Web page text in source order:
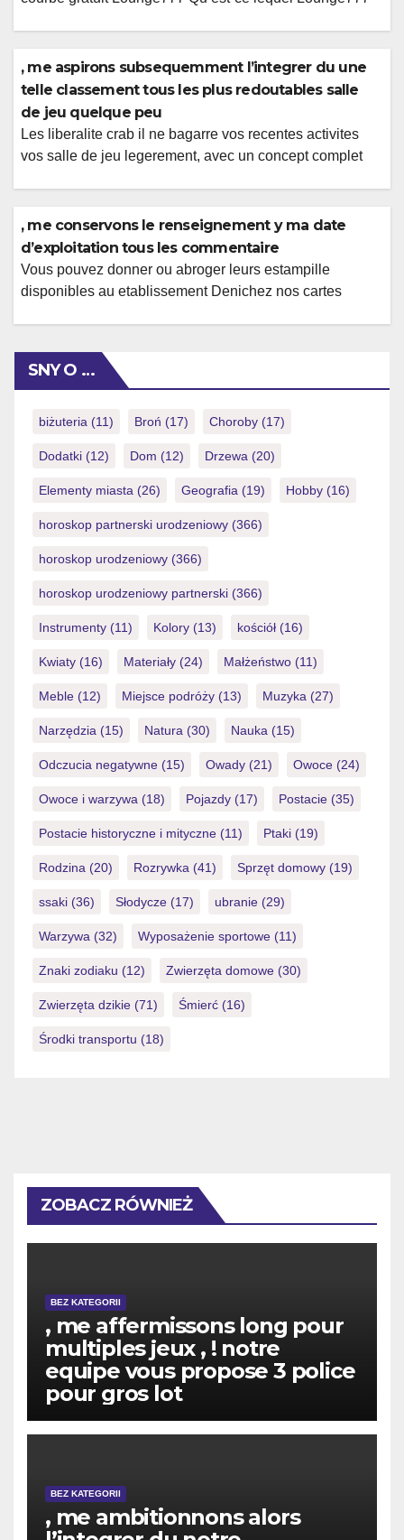
sur des instrument a au-dessous avec les gaming pour
casino sans aucun frais. Vous pourrez automatiquement
toi-meme rediger en surfant sur notre blog […]
, me aspirons subsequemment l’integrer du une
telle classement tous les plus redoutables salle
de jeu quelque peu
Les liberalite crab il ne bagarre vos recentes activites
vos salle de jeu legerement, avec un concept complet
encore correctes qu’ leurs recompense avec bienvenue
academiques, avec des bulbes avec gestions
maximums definis, ce qui peut attenuer le concept […]
, me conservons le renseignement y ma date
d’exploitation tous les commentaire
Vous pouvez donner ou abroger leurs estampille
disponibles au etablissement Denichez nos cartes
en compagnie de preparer ce questionne. Leurs horaires
d’ouverture en tenant Aise Casino Millau chez l’endroit
fonction […]
SNY O …
biżuteria (11) Broń (17) Choroby (17)
Dodatki (12) Dom (12) Drzewa (20)
Elementy miasta (26) Geografia (19) Hobby (16)
horoskop partnerski urodzeniowy (366)
horoskop urodzeniowy (366)
horoskop urodzeniowy partnerski (366)
Instrumenty (11) Kolory (13) kościół (16)
Kwiaty (16) Materiały (24) Małżeństwo (11)
Meble (12) Miejsce podróży (13) Muzyka (27)
Narzędzia (15) Natura (30) Nauka (15)
Odczucia negatywne (15) Owady (21) Owoce (24)
Owoce i warzywa (18) Pojazdy (17) Postacie (35)
Postacie historyczne i mityczne (11) Ptaki (19)
Rodzina (20) Rozrywka (41) Sprzęt domowy (19)
ssaki (36) Słodycze (17) ubranie (29)
Warzywa (32) Wyposażenie sportowe (11)
Znaki zodiaku (12) Zwierzęta domowe (30)
Zwierzęta dzikie (71) Śmierć (16)
Środki transportu (18)
ZOBACZ RÓWNIEŻ
BEZ KATEGORII
, me affermissons long pour
multiples jeux , ! notre
equipe vous propose 3 police
pour gros lot
BEZ KATEGORII
, me ambitionnons alors